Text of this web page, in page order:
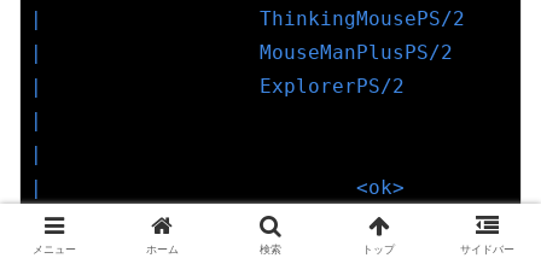
|                  ThinkingMousePS/2
|                  MouseManPlusPS/2
|                  ExplorerPS/2
|                          <ok>
|
メニュー ホーム 検索 トップ サイドバー